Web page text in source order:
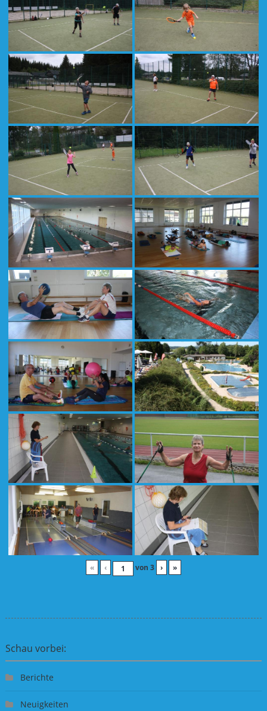
« ‹ von 3 › »
Schau vorbei:
Berichte
Neuigkeiten